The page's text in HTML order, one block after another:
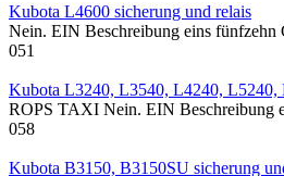
Kubota L4600 sicherung und relais
Nein. EIN Beschreibung eins fünfzehn
051
Kubota L3240, L3540, L4240, L5240,
ROPS TAXI Nein. EIN Beschreibung
058
Kubota B3150, B3150SU sicherung